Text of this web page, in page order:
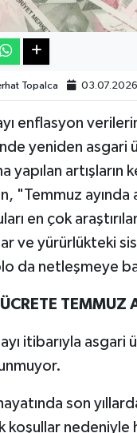
Topalca
enflasyon
yeniden asgari
yapılan
"Temmuz
en çok
ve yürürlükteki
da netleşmeye
TEMMUZ
itibarıyla asgari
son
koşullar